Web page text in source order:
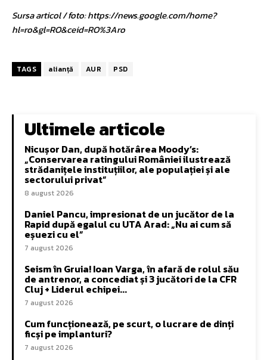
Sursa articol / foto: https://news.google.com/home?
hl=ro&gl=RO&ceid=RO%3Aro
TAGS alianță AUR PSD
Ultimele articole
Nicușor Dan, după hotărârea Moody’s:
„Conservarea ratingului României ilustrează
strădanițele instituțiilor, ale populației și ale
sectorului privat”
8 august 2026
Daniel Pancu, impresionat de un jucător de la
Rapid după egalul cu UTA Arad: „Nu ai cum să
eșuezi cu el”
7 august 2026
Seism în Gruia! Ioan Varga, în afară de rolul său
de antrenor, a concediat și 3 jucători de la CFR
Cluj + Liderul echipei...
7 august 2026
Cum funcționează, pe scurt, o lucrare de dinți
ficși pe implanturi?
7 august 2026